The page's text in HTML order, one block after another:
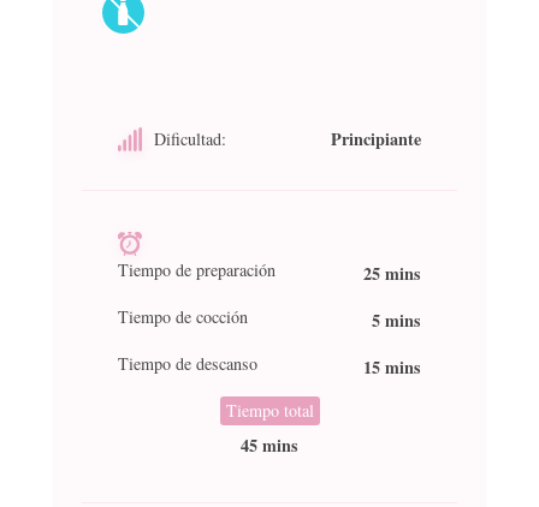
Dificultad: Principiante
Tiempo de preparación 25 mins
Tiempo de cocción 5 mins
Tiempo de descanso 15 mins
Tiempo total
45 mins